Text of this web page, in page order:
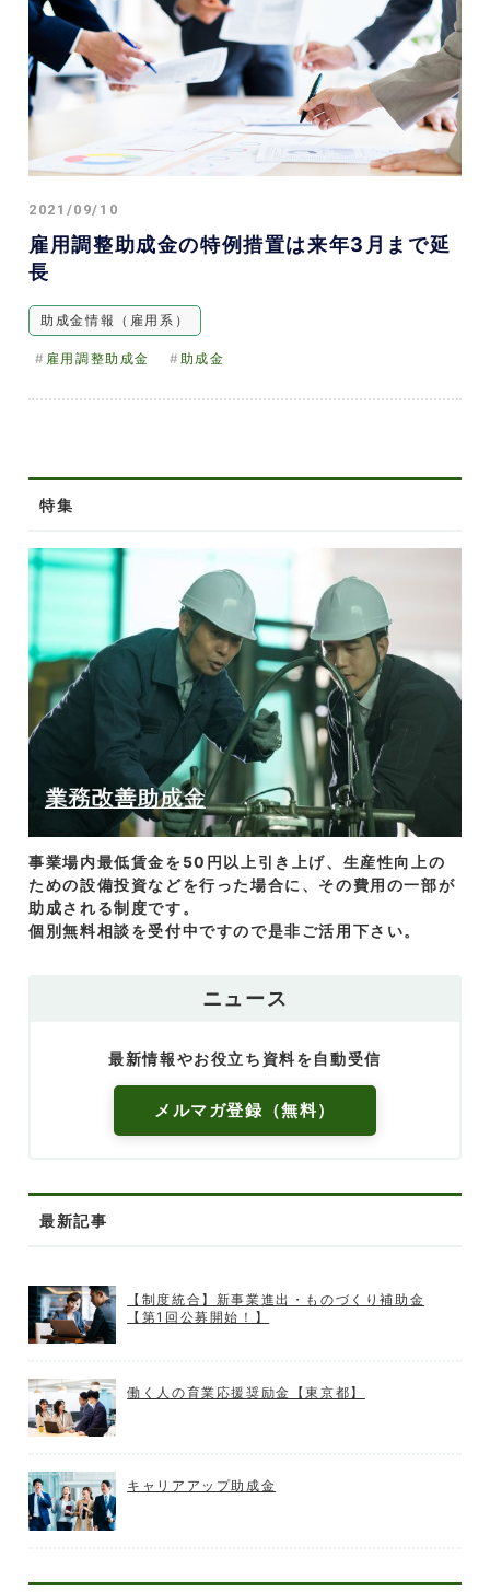
2021/09/10
雇用調整助成金の特例措置は来年3月まで延
長
助成金情報（雇用系）
雇用調整助成金 助成金
特集
事業場内最低賃金を50円以上引き上げ、生産性向上の
ための設備投資などを行った場合に、その費用の一部が
助成される制度です。
個別無料相談を受付中ですので是非ご活用下さい。
ニュース
最新情報やお役立ち資料を自動受信
メルマガ登録（無料）
最新記事
【制度統合】新事業進出・ものづくり補助金
【第1回公募開始！】
働く人の育業応援奨励金【東京都】
キャリアアップ助成金